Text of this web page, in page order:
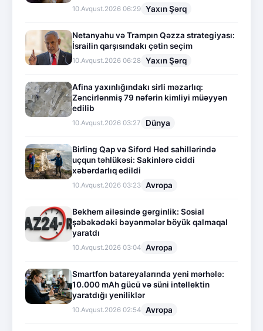
10.Avqust.2026 06:29 Yaxın Şərq
Netanyahu və Trampın Qəzza strategiyası:
İsrailin qarşısındakı çətin seçim
10.Avqust.2026 06:28 Yaxın Şərq
Afina yaxınlığındakı sirli məzarlıq:
Zəncirlənmiş 79 nəfərin kimliyi müəyyən
edilib
10.Avqust.2026 03:27 Dünya
Birling Qap və Siford Hed sahillərində
uçqun təhlükəsi: Sakinlərə ciddi
xəbərdarlıq edildi
10.Avqust.2026 03:23 Avropa
Bekhem ailəsində gərginlik: Sosial
şəbəkədəki bəyənmələr böyük qalmaqal
yaratdı
10.Avqust.2026 03:04 Avropa
Smartfon batareyalarında yeni mərhələ:
10.000 mAh gücü və süni intellektin
yaratdığı yeniliklər
10.Avqust.2026 02:54 Avropa